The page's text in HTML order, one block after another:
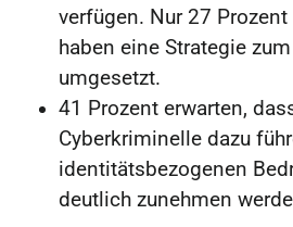
verfügen. Nur 27
haben eine Strategie
umgesetzt.
41 Prozent erwarten,
Cyberkriminelle dazu
identitätsbezogenen
deutlich zunehmen